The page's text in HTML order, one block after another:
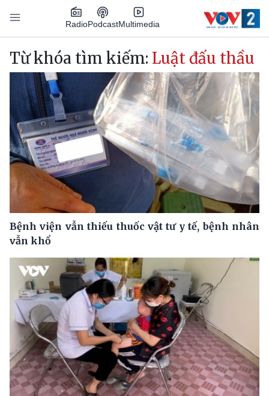
Nhảy đến nội dung
RadioPodcastMultimedia
Main navigation
Từ khóa tìm kiếm: Luật đấu thầu
Bệnh viện vẫn thiếu thuốc vật tư y tế, bệnh nhân
vẫn khổ